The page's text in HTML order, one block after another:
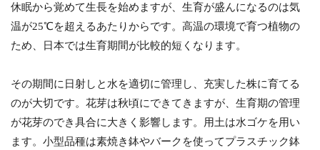
休眠から覚めて生長を始めますが、生育が盛んになるのは気
温が25℃を超えるあたりからです。高温の環境で育つ植物の
ため、日本では生育期間が比較的短くなります。
その期間に日射しと水を適切に管理し、充実した株に育てる
のが大切です。花芽は秋頃にできてきますが、生育期の管理
が花芽のでき具合に大きく影響します。用土は水ゴケを用い
ます。小型品種は素焼き鉢やバークを使ってプラスチック鉢